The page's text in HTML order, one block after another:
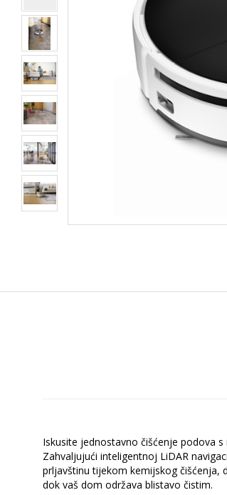
Iskusite jednostavno čišćenje podova
Zahvaljujući inteligentnoj LiDAR
prljavštinu tijekom kemijskog čišćenja,
dok vaš dom održava blistavo čistim.